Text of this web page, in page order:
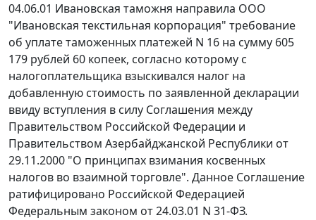
04.06.01 Ивановская таможня направила ООО
"Ивановская текстильная корпорация" требование
об уплате таможенных платежей N 16 на сумму 605
179 рублей 60 копеек, согласно которому с
налогоплательщика взыскивался налог на
добавленную стоимость по заявленной декларации
ввиду вступления в силу Соглашения между
Правительством Российской Федерации и
Правительством Азербайджанской Республики от
29.11.2000 "О принципах взимания косвенных
налогов во взаимной торговле". Данное Соглашение
ратифицировано Российской Федерацией
Федеральным законом от 24.03.01 N 31-ФЗ.